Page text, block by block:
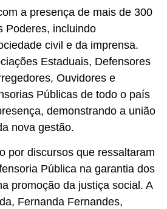
a presença de mais de 300
Poderes, incluindo
civil e da imprensa.
Estaduais, Defensores
Ouvidores e
Públicas de todo o país
demonstrando a união
nova gestão.
por discursos que ressaltaram
Pública na garantia dos
promoção da justiça social. A
Fernanda Fernandes,